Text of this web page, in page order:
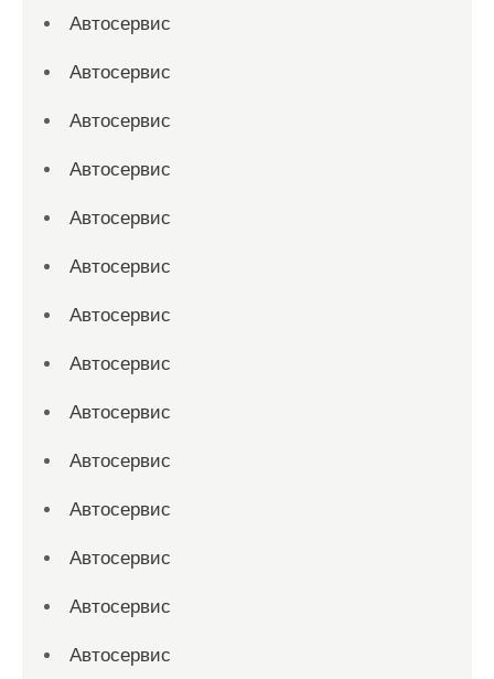
Автосервис
Автосервис
Автосервис
Автосервис
Автосервис
Автосервис
Автосервис
Автосервис
Автосервис
Автосервис
Автосервис
Автосервис
Автосервис
Автосервис